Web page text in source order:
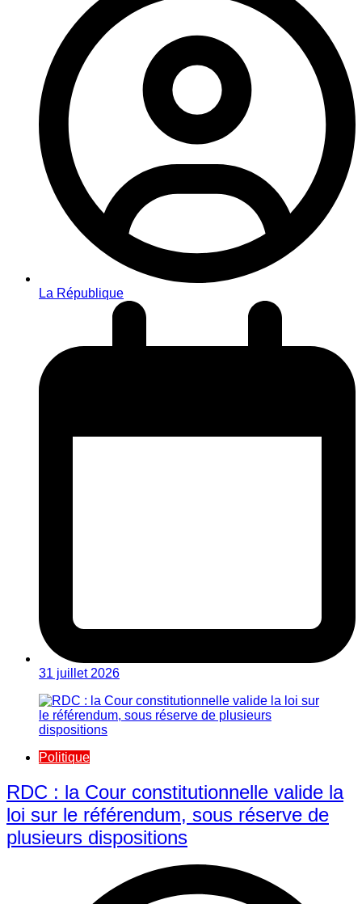
La République
31 juillet 2026
Politique
RDC : la Cour constitutionnelle valide la
loi sur le référendum, sous réserve de
plusieurs dispositions